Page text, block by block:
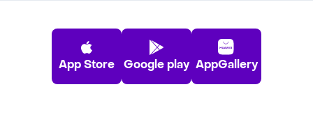
App Store Google play AppGallery